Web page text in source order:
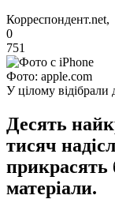
0
751
Фото: apple.com
У цілому відібрали
Десять
тисяч
прикрасять
матеріали.